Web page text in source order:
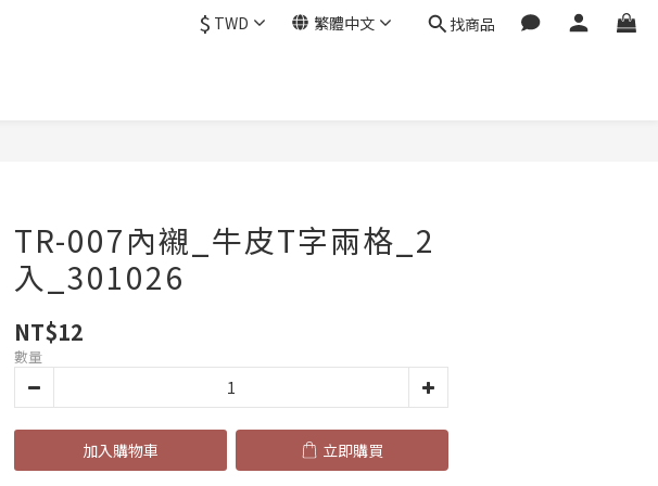
$ TWD 繁體中文 找商品
TR-007內襯_牛皮T字兩格_2
入_301026
NT$12
數量
加入購物車 立即購買